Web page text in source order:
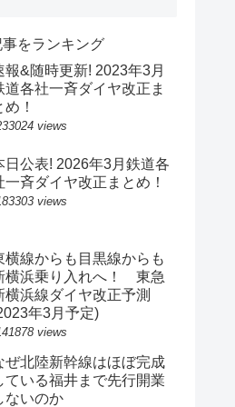
をランキング
報&随時更新! 2023年3月
道各社一斉ダイヤ改正ま
め！
views
日公表! 2026年3月鉄道各
一斉ダイヤ改正まとめ！
views
横線からも目黒線からも
横浜乗り入れへ！ 東急
横浜線ダイヤ改正予測
年3月予定)
views
ぜ北陸新幹線はほぼ完成
ている福井まで先行開業
ないのか